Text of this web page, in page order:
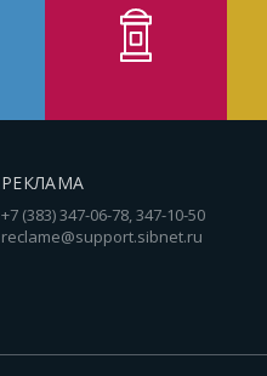
РЕКЛАМА
+7 (383) 347-06-78, 347-10-50
reclame@support.sibnet.ru